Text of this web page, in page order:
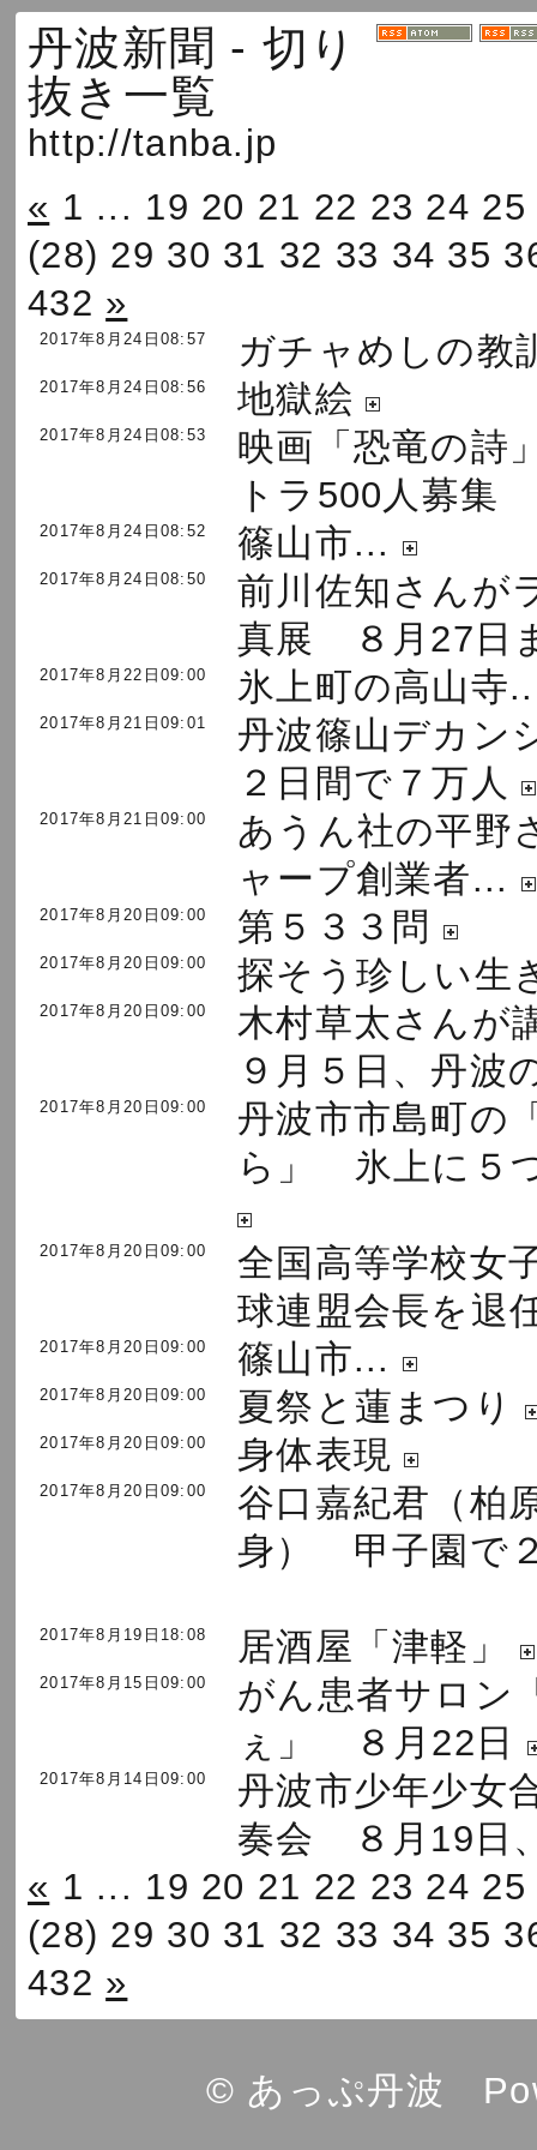
丹波新聞 - 切り
抜き一覧
http://tanba.jp
« 1 ... 19 20 21 22 23 24 25
(28) 29 30 31 32 33 34 35
432 »
2017年8月24日08:57 ガチャめしの教
2017年8月24日08:56 地獄絵
2017年8月24日08:53
映画「恐竜の詩
トラ500人募集
2017年8月24日08:52 篠山市...
2017年8月24日08:50
前川佐知さんが
真展 ８月27日
2017年8月22日09:00 氷上町の高山寺
2017年8月21日09:01
丹波篠山デカ
２日間で７万人
2017年8月21日09:00
あうん社の平
ャープ創業者...
2017年8月20日09:00 第５３３問
2017年8月20日09:00 探そう珍しい生
2017年8月20日09:00
木村草太さん
９月５日、丹波
2017年8月20日09:00
丹波市市島町の
ら」 氷上に５
2017年8月20日09:00
全国高等学校女
球連盟会長を退
2017年8月20日09:00 篠山市...
2017年8月20日09:00 夏祭と蓮まつり
2017年8月20日09:00 身体表現
2017年8月20日09:00
谷口嘉紀君（柏
身） 甲子園で
2017年8月19日18:08 居酒屋「津軽」
2017年8月15日09:00
がん患者サロン
ぇ」 ８月22日
2017年8月14日09:00
丹波市少年少女
奏会 ８月19日
« 1 ... 19 20 21 22 23 24 25
(28) 29 30 31 32 33 34 35
432 »
© あっぷ丹波